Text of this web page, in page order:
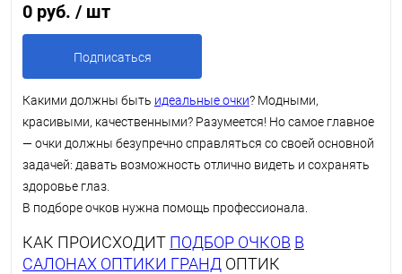
0 руб. / шт
Подписаться
Какими должны быть идеальные очки? Модными,
красивыми, качественными? Разумеется! Но самое главное
— очки должны безупречно справляться со своей основной
задачей: давать возможность отлично видеть и сохранять
здоровье глаз.
В подборе очков нужна помощь профессионала.
КАК ПРОИСХОДИТ ПОДБОР ОЧКОВ В
САЛОНАХ ОПТИКИ ГРАНД ОПТИК